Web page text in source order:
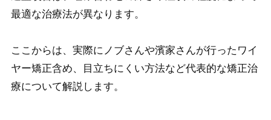
最適な治療法が異なります。
ここからは、実際にノブさんや濱家さんが行ったワイ
ヤー矯正含め、目立ちにくい方法など代表的な矯正治
療について解説します。